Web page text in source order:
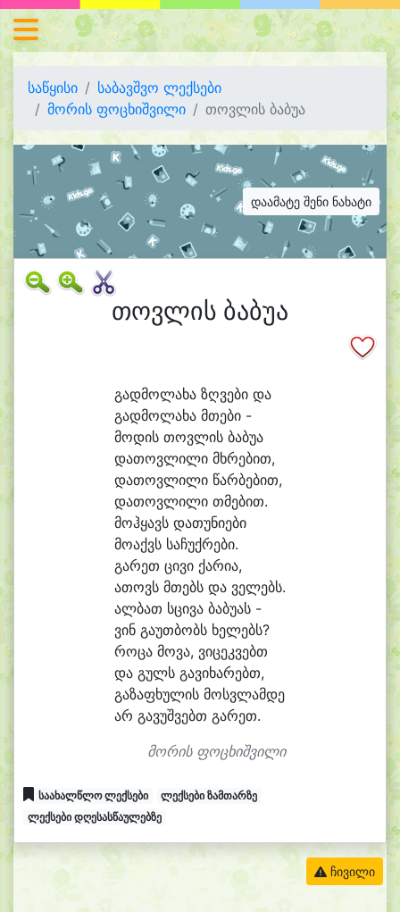
საწყისი
საბავშვო ლექსები
მორის ფოცხიშვილი
თოვლის ბაბუა
დაამატე შენი ნახატი
თოვლის ბაბუა
გადმოლახა ზღვები და
გადმოლახა მთები -
მოდის თოვლის ბაბუა
დათოვლილი მხრებით,
დათოვლილი წარბებით,
დათოვლილი თმებით.
მოჰყავს დათუნიები
მოაქვს საჩუქრები.
გარეთ ცივი ქარია,
ათოვს მთებს და ველებს.
ალბათ სცივა ბაბუას -
ვინ გაუთბობს ხელებს?
როცა მოვა, ვიცეკვებთ
და გულს გავიხარებთ,
გაზაფხულის მოსვლამდე
არ გავუშვებთ გარეთ.
მორის ფოცხიშვილი
საახალწლო ლექსები
ლექსები ზამთარზე
ლექსები დღესასწაულებზე
ჩივილი